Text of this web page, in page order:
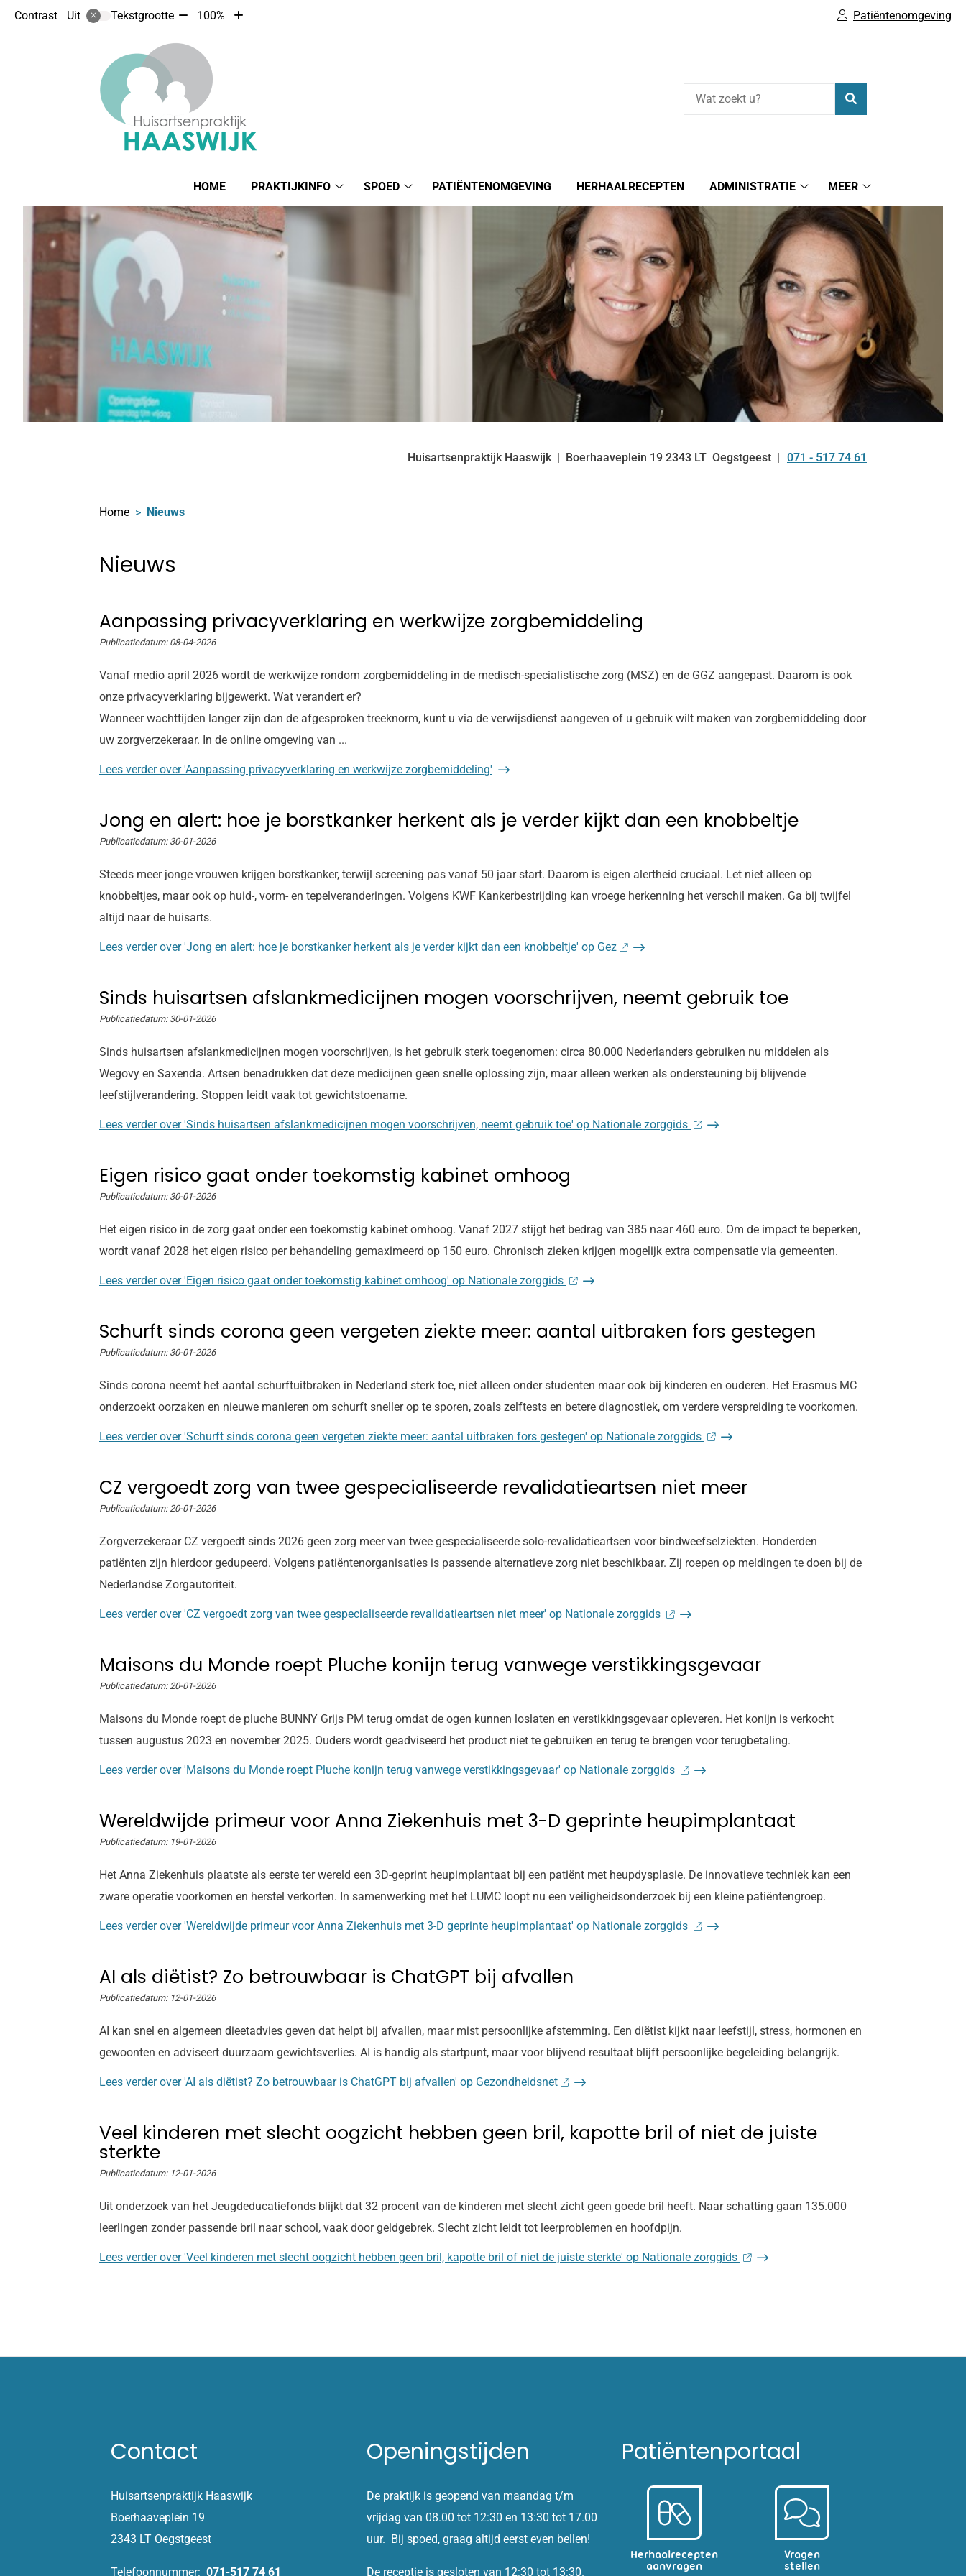
Contrast Uit Tekstgrootte Tekst
met
100%
Tekst
Patiëntenomgeving
HoofdmenuHOME
PRAKTIJKINFO
SPOED
PATIËNTENOMGEVING HERHAALRECEPTEN
ADMINISTRATIE
submenu
MEER
submenu
Huisartsenpraktijk Haaswijk Boerhaaveplein 19 2343 LT Oegstgeest Tel:
071 - 517 74 61
Home Nieuws
Nieuws
Aanpassing privacyverklaring en werkwijze zorgbemiddeling
Publicatiedatum: 08-04-2026
Vanaf medio april 2026 wordt de werkwijze rondom zorgbemiddeling in de medisch-specialistische zorg (MSZ) en de GGZ aangepast. Daarom is ook
onze privacyverklaring bijgewerkt. Wat verandert er?
Wanneer wachttijden langer zijn dan de afgesproken treeknorm, kunt u via de verwijsdienst aangeven of u gebruik wilt maken van zorgbemiddeling door
uw zorgverzekeraar. In de online omgeving van ...
Lees verderover 'Aanpassing privacyverklaring en werkwijze zorgbemiddeling'
Jong en alert: hoe je borstkanker herkent als je verder kijkt dan een knobbeltje
Publicatiedatum: 30-01-2026
Steeds meer jonge vrouwen krijgen borstkanker, terwijl screening pas vanaf 50 jaar start. Daarom is eigen alertheid cruciaal. Let niet alleen op
knobbeltjes, maar ook op huid-, vorm- en tepelveranderingen. Volgens KWF Kankerbestrijding kan vroege herkenning het verschil maken. Ga bij twijfel
altijd naar de huisarts.
Lees verderover 'Jong en alert: hoe je borstkanker herkent als je verder kijkt dan een knobbeltje' op Gez
Sinds huisartsen afslankmedicijnen mogen voorschrijven, neemt gebruik toe
Publicatiedatum: 30-01-2026
Sinds huisartsen afslankmedicijnen mogen voorschrijven, is het gebruik sterk toegenomen: circa 80.000 Nederlanders gebruiken nu middelen als
Wegovy en Saxenda. Artsen benadrukken dat deze medicijnen geen snelle oplossing zijn, maar alleen werken als ondersteuning bij blijvende
leefstijlverandering. Stoppen leidt vaak tot gewichtstoename.
Lees verderover 'Sinds huisartsen afslankmedicijnen mogen voorschrijven, neemt gebruik toe' op Nationale zorggids
Eigen risico gaat onder toekomstig kabinet omhoog
Publicatiedatum: 30-01-2026
Het eigen risico in de zorg gaat onder een toekomstig kabinet omhoog. Vanaf 2027 stijgt het bedrag van 385 naar 460 euro. Om de impact te beperken,
wordt vanaf 2028 het eigen risico per behandeling gemaximeerd op 150 euro. Chronisch zieken krijgen mogelijk extra compensatie via gemeenten.
Lees verderover 'Eigen risico gaat onder toekomstig kabinet omhoog' op Nationale zorggids
Schurft sinds corona geen vergeten ziekte meer: aantal uitbraken fors gestegen
Publicatiedatum: 30-01-2026
Sinds corona neemt het aantal schurftuitbraken in Nederland sterk toe, niet alleen onder studenten maar ook bij kinderen en ouderen. Het Erasmus MC
onderzoekt oorzaken en nieuwe manieren om schurft sneller op te sporen, zoals zelftests en betere diagnostiek, om verdere verspreiding te voorkomen.
Lees verderover 'Schurft sinds corona geen vergeten ziekte meer: aantal uitbraken fors gestegen' op Nationale zorggids
CZ vergoedt zorg van twee gespecialiseerde revalidatieartsen niet meer
Publicatiedatum: 20-01-2026
Zorgverzekeraar CZ vergoedt sinds 2026 geen zorg meer van twee gespecialiseerde solo-revalidatieartsen voor bindweefselziekten. Honderden
patiënten zijn hierdoor gedupeerd. Volgens patiëntenorganisaties is passende alternatieve zorg niet beschikbaar. Zij roepen op meldingen te doen bij de
Nederlandse Zorgautoriteit.
Lees verderover 'CZ vergoedt zorg van twee gespecialiseerde revalidatieartsen niet meer' op Nationale zorggids
Maisons du Monde roept Pluche konijn terug vanwege verstikkingsgevaar
Publicatiedatum: 20-01-2026
Maisons du Monde roept de pluche BUNNY Grijs PM terug omdat de ogen kunnen loslaten en verstikkingsgevaar opleveren. Het konijn is verkocht
tussen augustus 2023 en november 2025. Ouders wordt geadviseerd het product niet te gebruiken en terug te brengen voor terugbetaling.
Lees verderover 'Maisons du Monde roept Pluche konijn terug vanwege verstikkingsgevaar' op Nationale zorggids
Wereldwijde primeur voor Anna Ziekenhuis met 3-D geprinte heupimplantaat
Publicatiedatum: 19-01-2026
Het Anna Ziekenhuis plaatste als eerste ter wereld een 3D-geprint heupimplantaat bij een patiënt met heupdysplasie. De innovatieve techniek kan een
zware operatie voorkomen en herstel verkorten. In samenwerking met het LUMC loopt nu een veiligheidsonderzoek bij een kleine patiëntengroep.
Lees verderover 'Wereldwijde primeur voor Anna Ziekenhuis met 3-D geprinte heupimplantaat' op Nationale zorggids
AI als diëtist? Zo betrouwbaar is ChatGPT bij afvallen
Publicatiedatum: 12-01-2026
AI kan snel en algemeen dieetadvies geven dat helpt bij afvallen, maar mist persoonlijke afstemming. Een diëtist kijkt naar leefstijl, stress, hormonen en
gewoonten en adviseert duurzaam gewichtsverlies. AI is handig als startpunt, maar voor blijvend resultaat blijft persoonlijke begeleiding belangrijk.
Lees verderover 'AI als diëtist? Zo betrouwbaar is ChatGPT bij afvallen' op Gezondheidsnet
Veel kinderen met slecht oogzicht hebben geen bril, kapotte bril of niet de juiste
sterkte
Publicatiedatum: 12-01-2026
Uit onderzoek van het Jeugdeducatiefonds blijkt dat 32 procent van de kinderen met slecht zicht geen goede bril heeft. Naar schatting gaan 135.000
leerlingen zonder passende bril naar school, vaak door geldgebrek. Slecht zicht leidt tot leerproblemen en hoofdpijn.
Lees verderover 'Veel kinderen met slecht oogzicht hebben geen bril, kapotte bril of niet de juiste sterkte' op Nationale zorggids
Contact
Huisartsenpraktijk Haaswijk
Boerhaaveplein 19
2343 LT Oegstgeest
Telefoonnummer: 071-517 74 61
Openingstijden
De praktijk is geopend van maandag t/m
vrijdag van 08.00 tot 12:30 en 13:30 tot 17.00
uur. Bij spoed, graag altijd eerst even bellen!
De receptie is gesloten van 12:30 tot 13:30.
Patiëntenportaal
Herhaalrecepten
aanvragen
Vragen
stellen